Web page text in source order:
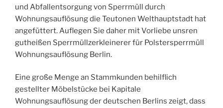
und Abfallentsorgung von Sperrmüll durch
Wohnungsauflösung die Teutonen Welthauptstadt hat
angefüttert. Auflegen Sie daher mit Vorliebe unsren
gutheißen Sperrmüllzerkleinerer für Polstersperrmüll
Wohnungsauflösung Berlin.
Eine große Menge an Stammkunden behilflich
gestellter Möbelstücke bei Kapitale
Wohnungsauflösung der deutschen Berlins zeigt, dass